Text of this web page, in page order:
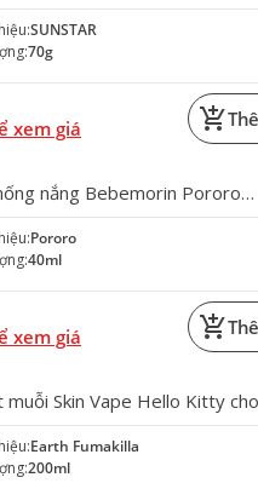
SUNSTAR
70g
xem giá add_shopping_cart
nắng Bebemorin Pororo
PA++++ 40ml
Pororo
40ml
xem giá add_shopping_cart
muỗi Skin Vape Hello Kitty
Earth Fumakilla
200ml